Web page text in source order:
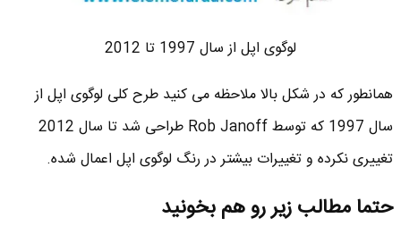
لوگوی اپل از سال 1997 تا 2012
همانطور که در شکل بالا ملاحظه می کنید طرح کلی لوگوی اپل از
سال 1997 که توسط Rob Janoff طراحی شد تا سال 2012
تغییری نکرده و تغییرات بیشتر در رنگ لوگوی اپل اعمال شده.
حتما مطالب زیر رو هم بخونید